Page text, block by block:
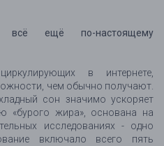
всё ещё по-настоящему
в интернете,
чем обычно получают.
сон значимо ускоряет
«бурого жира», основана на
исследованиях - одно
включало всего пять